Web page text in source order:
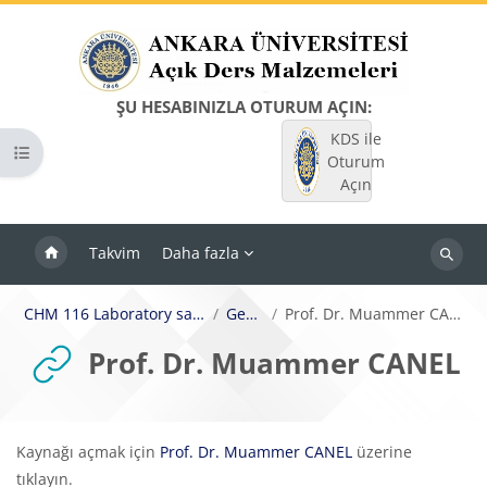
ŞU HESABINIZLA OTURUM AÇIN:
KDS ile
Oturum
Açın
Takvim Daha fazla
Dersleri
Kurs dizinini aç
CHM 116 Laboratory safety Genel Prof. Dr. Muammer CANEL
Prof. Dr. Muammer CANEL
Tamamlama Gereklilikleri
Kaynağı açmak için Prof. Dr. Muammer CANEL üzerine
tıklayın.